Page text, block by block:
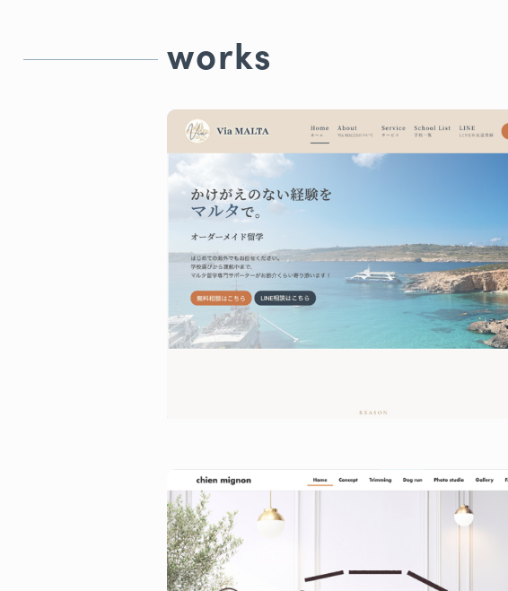
works